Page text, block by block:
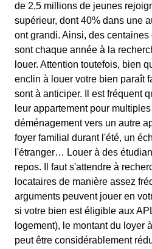
de 2,5 millions de jeunes
supérieur, dont 40% dans une
ont grandi. Ainsi, des
sont chaque année à la
louer. Attention toutefois, bien
enclin à louer votre bien paraît
sont à anticiper. Il est fréquent
leur appartement pour
déménagement vers un autre
foyer familial durant l'été, un
l'étranger… Louer à des
repos. Il faut s'attendre à
locataires de manière assez
arguments peuvent jouer en
si votre bien est éligible aux
logement), le montant du loyer
peut être considérablement